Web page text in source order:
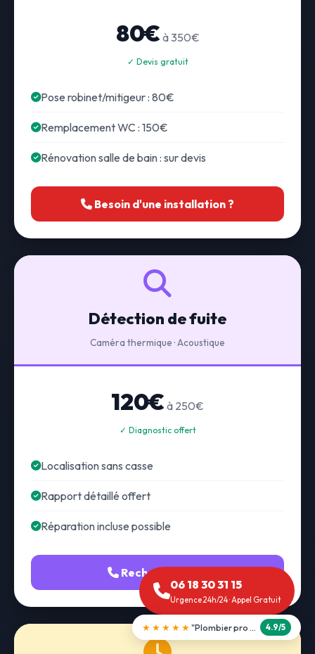
80€ à 350€
✓ Devis gratuit
Pose robinet/mitigeur : 80€
Remplacement WC : 150€
Rénovation salle de bain : sur devis
Besoin d'une installation ?
Détection de fuite
Caméra thermique · Acoustique
120€ à 250€
✓ Diagnostic offert
Localisation sans casse
Rapport détaillé offert
Réparation incluse possible
Recherche fuite
06 18 30 31 15
Urgence 24h/24 · Appel Gratuit
★★★★★ "Débouchage WC en 30 min" 5.0/5